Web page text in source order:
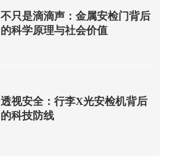
不只是滴滴声：金属安检门背后
的科学原理与社会价值
透视安全：行李X光安检机背后
的科技防线